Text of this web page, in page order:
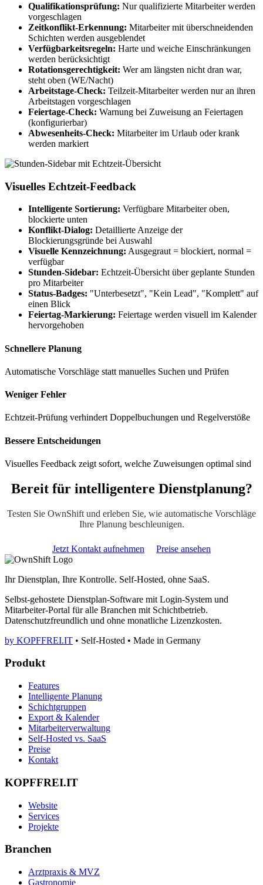
Qualifikationsprüfung: Nur qualifizierte Mitarbeiter werden
vorgeschlagen
Zeitkonflikt-Erkennung: Mitarbeiter mit überschneidenden
Schichten werden ausgeblendet
Verfügbarkeitsregeln: Harte und weiche Einschränkungen
werden berücksichtigt
Rotationsgerechtigkeit: Wer am längsten nicht dran war,
steht oben (WE/Nacht)
Arbeitstage-Check: Teilzeit-Mitarbeiter werden nur an ihren
Arbeitstagen vorgeschlagen
Feiertage-Check: Warnung bei Zuweisung an Feiertagen
(konfigurierbar)
Abwesenheits-Check: Mitarbeiter im Urlaub oder krank
werden markiert
Visuelles Echtzeit-Feedback
Intelligente Sortierung: Verfügbare Mitarbeiter oben,
blockierte unten
Konflikt-Dialog: Detaillierte Anzeige der
Blockierungsgründe bei Auswahl
Visuelle Kennzeichnung: Ausgegraut = blockiert, normal =
verfügbar
Stunden-Sidebar: Echtzeit-Übersicht über geplante Stunden
pro Mitarbeiter
Status-Badges: "Unterbesetzt", "Kein Lead", "Komplett" auf
einen Blick
Feiertag-Markierung: Feiertage werden visuell im Kalender
hervorgehoben
Schnellere Planung
Automatische Vorschläge statt manuelles Suchen und Prüfen
Weniger Fehler
Echtzeit-Prüfung verhindert Doppelbuchungen und Regelverstöße
Bessere Entscheidungen
Visuelles Feedback zeigt sofort, welche Zuweisungen optimal sind
Bereit für intelligentere Dienstplanung?
Testen Sie OwnShift und erleben Sie, wie automatische Vorschläge
Ihre Planung beschleunigen.
Jetzt Kontakt aufnehmen Preise ansehen
Ihr Dienstplan, Ihre Kontrolle. Self-Hosted, ohne SaaS.
Selbst-gehostete Dienstplan-Software mit Login-System und
Mitarbeiter-Portal für alle Branchen mit Schichtbetrieb.
Datenschutzfreundlich und ohne monatliche Lizenzkosten.
by KOPFFREI.IT • Self-Hosted • Made in Germany
Produkt
Features
Intelligente Planung
Schichtgruppen
Export & Kalender
Mitarbeiterverwaltung
Self-Hosted vs. SaaS
Preise
Kontakt
KOPFFREI.IT
Website
Services
Projekte
Branchen
Arztpraxis & MVZ
Gastronomie